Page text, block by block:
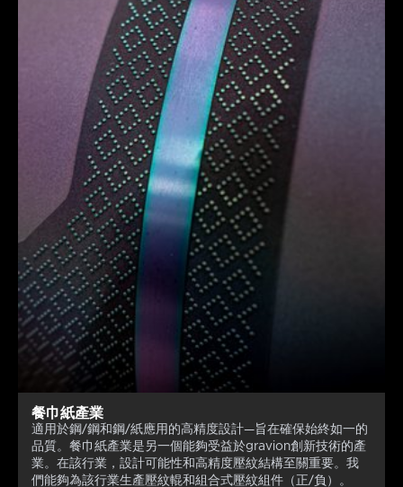
餐巾紙產業
適用於鋼/鋼和鋼/紙應用的高精度設計—旨在確保始終如一的
品質。餐巾紙產業是另一個能夠受益於gravion創新技術的產
業。在該行業，設計可能性和高精度壓紋結構至關重要。我
們能夠為該行業生產壓紋輥和組合式壓紋組件（正/負）。